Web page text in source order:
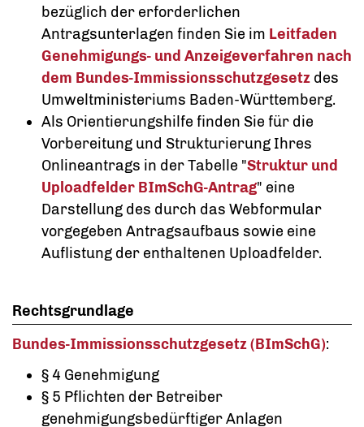
bezüglich der erforderlichen
Antragsunterlagen finden Sie im Leitfaden
Genehmigungs- und Anzeigeverfahren nach
dem Bundes-Immissionsschutzgesetz des
Umweltministeriums Baden-Württemberg.
Als Orientierungshilfe finden Sie für die
Vorbereitung und Strukturierung Ihres
Onlineantrags in der Tabelle "Struktur und
Uploadfelder BImSchG-Antrag" eine
Darstellung des durch das Webformular
vorgegeben Antragsaufbaus sowie eine
Auflistung der enthaltenen Uploadfelder.
Rechtsgrundlage
Bundes-Immissionsschutzgesetz (BImSchG):
§ 4 Genehmigung
§ 5 Pflichten der Betreiber
genehmigungsbedürftiger Anlagen